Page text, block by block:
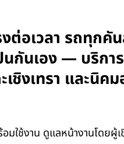
ต่อเวลา รถทุก
กันเอง — บริการ
งเทรา และนิค
ช้งาน ดูแลหน้างานโดยผู้